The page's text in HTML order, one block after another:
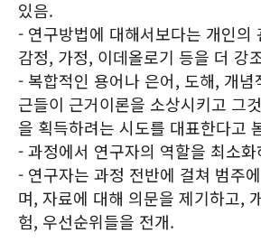
있음.
- 연구방법에 대해서보다는 개인의
감정, 가정, 이데올로기 등을 더 강
- 복합적인 용어나 은어, 도해, 개념
근들이 근거이론을 소상시키고 그
을 획득하려는 시도를 대표한다고
- 과정에서 연구자의 역할을 최소
- 연구자는 과정 전반에 걸쳐 범주
며, 자료에 대해 의문을 제기하고,
험, 우선순위들을 전개.